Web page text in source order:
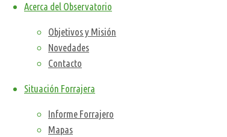
Seguimiento
Prospección
Forrajera
Sistemas
Acerca del Observatorio
Objetivos y Misión
Novedades
Contacto
Situación Forrajera
Informe Forrajero
Mapas